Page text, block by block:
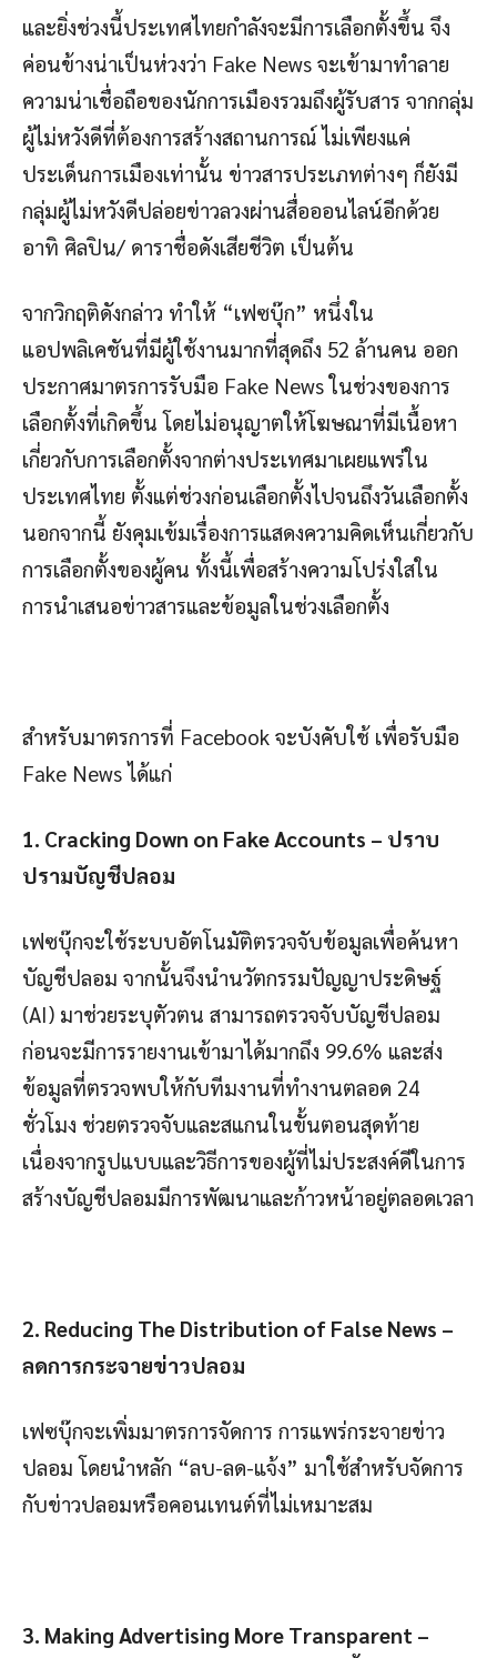
และยิ่งช่วงนี้ประเทศไทยกำลังจะมีการเลือกตั้งขึ้น จึง
ค่อนข้างน่าเป็นห่วงว่า Fake News จะเข้ามาทำลาย
ความน่าเชื่อถือของนักการเมืองรวมถึงผู้รับสาร จากกลุ่ม
ผู้ไม่หวังดีที่ต้องการสร้างสถานการณ์ ไม่เพียงแค่
ประเด็นการเมืองเท่านั้น ข่าวสารประเภทต่างๆ ก็ยังมี
กลุ่มผู้ไม่หวังดีปล่อยข่าวลวงผ่านสื่อออนไลน์อีกด้วย
อาทิ ศิลปิน/ ดาราชื่อดังเสียชีวิต เป็นต้น
จากวิกฤติดังกล่าว ทำให้ “เฟซบุ๊ก” หนึ่งใน
แอปพลิเคชันที่มีผู้ใช้งานมากที่สุดถึง 52 ล้านคน ออก
ประกาศมาตรการรับมือ Fake News ในช่วงของการ
เลือกตั้งที่เกิดขึ้น โดยไม่อนุญาตให้โฆษณาที่มีเนื้อหา
เกี่ยวกับการเลือกตั้งจากต่างประเทศมาเผยแพร่ใน
ประเทศไทย ตั้งแต่ช่วงก่อนเลือกตั้งไปจนถึงวันเลือกตั้ง
นอกจากนี้ ยังคุมเข้มเรื่องการแสดงความคิดเห็นเกี่ยวกับ
การเลือกตั้งของผู้คน ทั้งนี้เพื่อสร้างความโปร่งใสใน
การนำเสนอข่าวสารและข้อมูลในช่วงเลือกตั้ง
สำหรับมาตรการที่ Facebook จะบังคับใช้ เพื่อรับมือ
Fake News ได้แก่
1. Cracking Down on Fake Accounts – ปราบ
ปรามบัญชีปลอม
เฟซบุ๊กจะใช้ระบบอัตโนมัติตรวจจับข้อมูลเพื่อค้นหา
บัญชีปลอม จากนั้นจึงนำนวัตกรรมปัญญาประดิษฐ์
(AI) มาช่วยระบุตัวตน สามารถตรวจจับบัญชีปลอม
ก่อนจะมีการรายงานเข้ามาได้มากถึง 99.6% และส่ง
ข้อมูลที่ตรวจพบให้กับทีมงานที่ทำงานตลอด 24
ชั่วโมง ช่วยตรวจจับและสแกนในขั้นตอนสุดท้าย
เนื่องจากรูปแบบและวิธีการของผู้ที่ไม่ประสงค์ดีในการ
สร้างบัญชีปลอมมีการพัฒนาและก้าวหน้าอยู่ตลอดเวลา
2. Reducing The Distribution of False News –
ลดการกระจายข่าวปลอม
เฟซบุ๊กจะเพิ่มมาตรการจัดการ การแพร่กระจายข่าว
ปลอม โดยนำหลัก “ลบ-ลด-แจ้ง” มาใช้สำหรับจัดการ
กับข่าวปลอมหรือคอนเทนต์ที่ไม่เหมาะสม
3. Making Advertising More Transparent –